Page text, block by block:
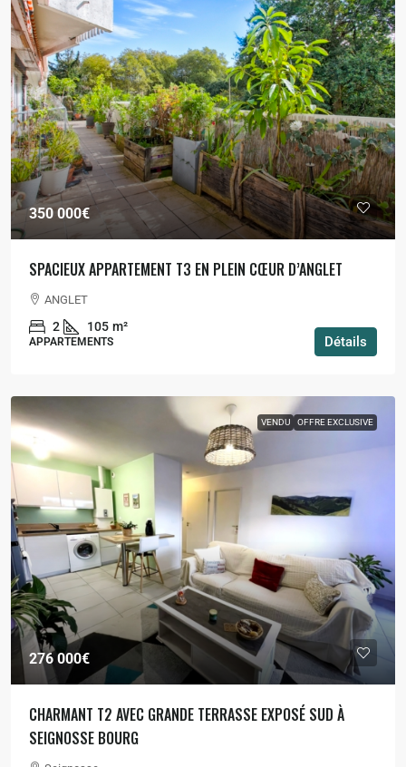
350 000€
SPACIEUX APPARTEMENT T3 EN PLEIN CŒUR D’ANGLET
ANGLET
2 105 m²
APPARTEMENTS Détails
VENDU OFFRE EXCLUSIVE
276 000€
CHARMANT T2 AVEC GRANDE TERRASSE EXPOSÉ SUD À
SEIGNOSSE BOURG